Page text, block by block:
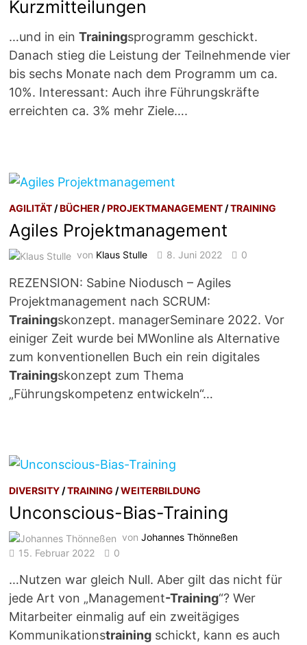
Kurzmitteilungen
…und in einTrainingsprogramm geschickt.
Danach stieg die Leistung der Teilnehmende vier
bis sechs Monate nach dem Programm um ca.
10%. Interessant: Auch ihre Führungskräfte
erreichten ca. 3% mehr Ziele….
AGILITÄT /BÜCHER /PROJEKTMANAGEMENT /TRAINING
Agiles Projektmanagement
von Klaus Stulle 8. Juni 2022 0
REZENSION: Sabine Niodusch – Agiles
Projektmanagement nach SCRUM:
Trainingskonzept. managerSeminare 2022. Vor
einiger Zeit wurde bei MWonline als Alternative
zum konventionellen Buch ein rein digitales
Trainingskonzept zum Thema
„Führungskompetenz entwickeln“…
DIVERSITY /TRAINING /WEITERBILDUNG
Unconscious-Bias-Training
vonJohannes Thönneßen
15. Februar 2022
0
…Nutzen war gleich Null. Aber gilt das nicht für
jede Art von „Management-Training“? Wer
Mitarbeiter einmalig auf ein zweitägiges
Kommunikationstraining schickt, kann es auch